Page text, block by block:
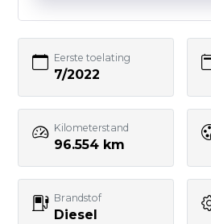
Uw naam
Eerste toelating
7/2022
Kilometerstand
96.554 km
Brandstof
Diesel